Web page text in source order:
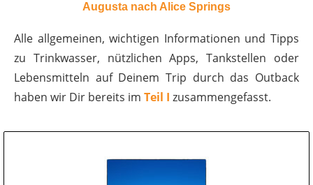
Augusta nach Alice Springs
Alle allgemeinen, wichtigen Informationen und Tipps
zu Trinkwasser, nützlichen Apps, Tankstellen oder
Lebensmitteln auf Deinem Trip durch das Outback
haben wir Dir bereits im Teil I zusammengefasst.